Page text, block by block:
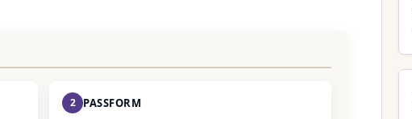
2 PASSFORM